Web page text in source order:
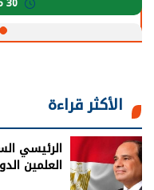
الأكثر قراءة
الرئيسي
العلمين